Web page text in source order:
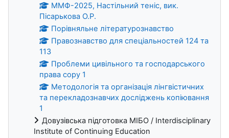
ММФ-2025, Настільний теніс, вик.
Пісарькова О.Р.
Порівняльне літературознавство
Правознавство для спеціальностей 124 та
113
Проблеми цивільного та господарського
права copy 1
Методологія та організація лінгвістичних
та перекладознавчих досліджень копіювання
1
Довузівська підготовка МІБО / Interdisciplinary
Institute of Continuing Education